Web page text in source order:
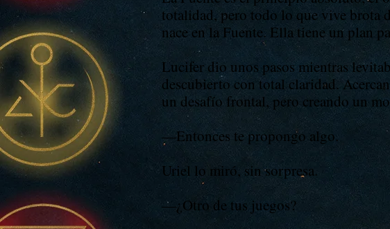
totalidad, pero todo lo que vive brota
nace en la Fuente. Ella tiene un plan
Lucifer dio unos pasos mientras
descubierto con total claridad.
un desafío frontal, pero creando un
—Entonces te propongo algo.
Uriel lo miró, sin sorpresa.
—¿Otro de tus juegos?